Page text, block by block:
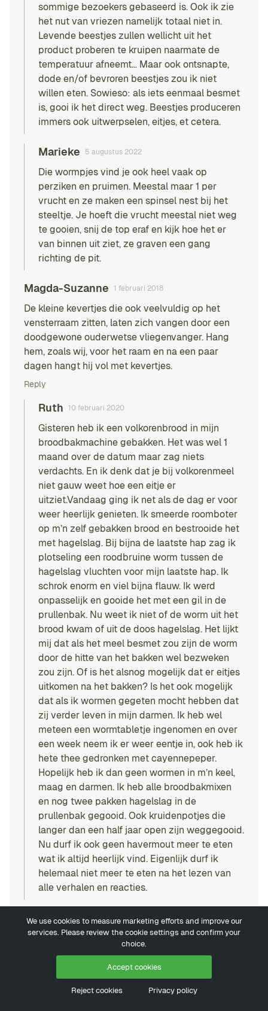
sommige bezoekers gebaseerd is. Ook ik zie
het nut van vriezen namelijk totaal niet in.
Levende beestjes zullen wellicht uit het
product proberen te kruipen naarmate de
temperatuur afneemt… Maar ook ontsnapte,
dode en/of bevroren beestjes zou ik niet
willen eten. Sowieso: als iets eenmaal besmet
is, gooi ik het direct weg. Beestjes produceren
immers ook uitwerpselen, eitjes, et cetera.
Marieke 5 augustus 2022
Die wormpjes vind je ook heel vaak op
perziken en pruimen. Meestal maar 1 per
vrucht en ze maken een spinsel nest bij het
steeltje. Je hoeft die vrucht meestal niet weg
te gooien, snij de top eraf en kijk hoe het er
van binnen uit ziet, ze graven een gang
richting de pit.
Magda-Suzanne 1 februari 2018
De kleine kevertjes die ook veelvuldig op het
vensterraam zitten, laten zich vangen door een
doodgewone ouderwetse vliegenvanger. Hang
hem, zoals wij, voor het raam en na een paar
dagen hangt hij vol met kevertjes.
Reply
Ruth 10 februari 2020
Gisteren heb ik een volkorenbrood in mijn
broodbakmachine gebakken. Het was wel 1
maand over de datum maar zag niets
verdachts. En ik denk dat je bij volkorenmeel
niet gauw weet hoe een eitje er
uitziet.Vandaag ging ik net als de dag er voor
weer heerlijk genieten. Ik smeerde roomboter
op m’n zelf gebakken brood en bestrooide het
met hagelslag. Bij bijna de laatste hap zag ik
plotseling een roodbruine worm tussen de
hagelslag vluchten voor mijn laatste hap. Ik
schrok enorm en viel bijna flauw. Ik werd
onpasselijk en gooide het met een gil in de
prullenbak. Nu weet ik niet of de worm uit het
brood kwam of uit de doos hagelslag. Het lijkt
mij dat als het meel besmet zou zijn de worm
door de hitte van het bakken wel bezweken
zou zijn. Of is het alsnog mogelijk dat er eitjes
uitkomen na het bakken? Is het ook mogelijk
dat als ik wormen gegeten mocht hebben dat
zij verder leven in mijn darmen. Ik heb wel
meteen een wormtabletje ingenomen en over
een week neem ik er weer eentje in, ook heb ik
hete thee gedronken met cayennepeper.
Hopelijk heb ik dan geen wormen in m’n keel,
maag en darmen. Ik heb alle broodbakmixen
en nog twee pakken hagelslag in de
prullenbak gegooid. Ook kruidenpotjes die
langer dan een half jaar open zijn weggegooid.
Nu durf ik ook geen havermout meer te eten
wat ik altijd heerlijk vind. Eigenlijk durf ik
helemaal niet meer te eten na het lezen van
alle verhalen en reacties.
altijd schoonmaakster 20 januari 2018
Ik word echt niet goed van die beestjes, zelfs in
schoon, alles in potjes of dichte zakjes… Zelfs in
afgesloten bussen (bloem)!!! Goed voor de
vuilnisbak, maar slecht voor de beurs. HELP…
We use cookies to measure marketing efforts and improve our
services. Please review the cookie settings and confirm your
choice.
Accept cookies
Reject cookies Privacy policy